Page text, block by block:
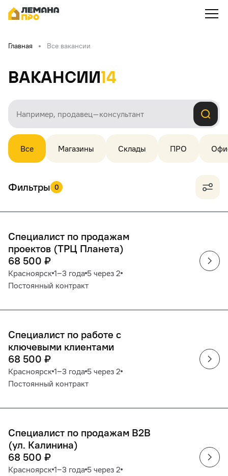
Главная Все вакансии
Вакансии14
Все Магазины Склады ПРО
Фильтры 0
Специалист по продажам
проектов (ТРЦ Планета)
68 500 ₽
Красноярск 1‒3 года 5 через 2
Постоянный контракт
Специалист по работе с
ключевыми клиентами
68 500 ₽
Красноярск 1‒3 года 5 через 2
Постоянный контракт
Специалист по продажам B2B
(ул. Калинина)
68 500 ₽
Красноярск 1‒3 года 5 через 2